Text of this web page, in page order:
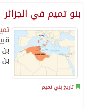
بنو تميم في الجزائر
تاريخ بني تميم